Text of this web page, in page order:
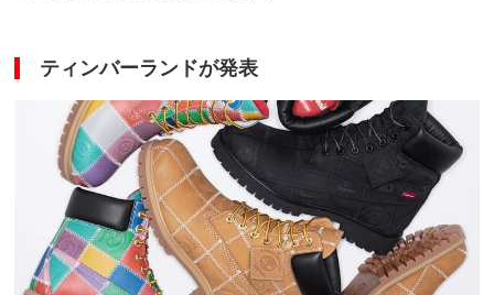
ティンバーランドが発表